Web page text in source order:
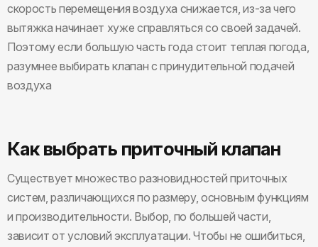
скорость перемещения воздуха снижается, из-за чего
вытяжка начинает хуже справляться со своей задачей.
Поэтому если большую часть года стоит теплая погода,
разумнее выбирать клапан с принудительной подачей
воздуха
Как выбрать приточный клапан
Существует множество разновидностей приточных
систем, различающихся по размеру, основным функциям
и производительности. Выбор, по большей части,
зависит от условий эксплуатации. Чтобы не ошибиться,